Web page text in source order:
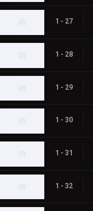
1 - 27
1 - 28
1 - 29
1 - 30
1 - 31
1 - 32